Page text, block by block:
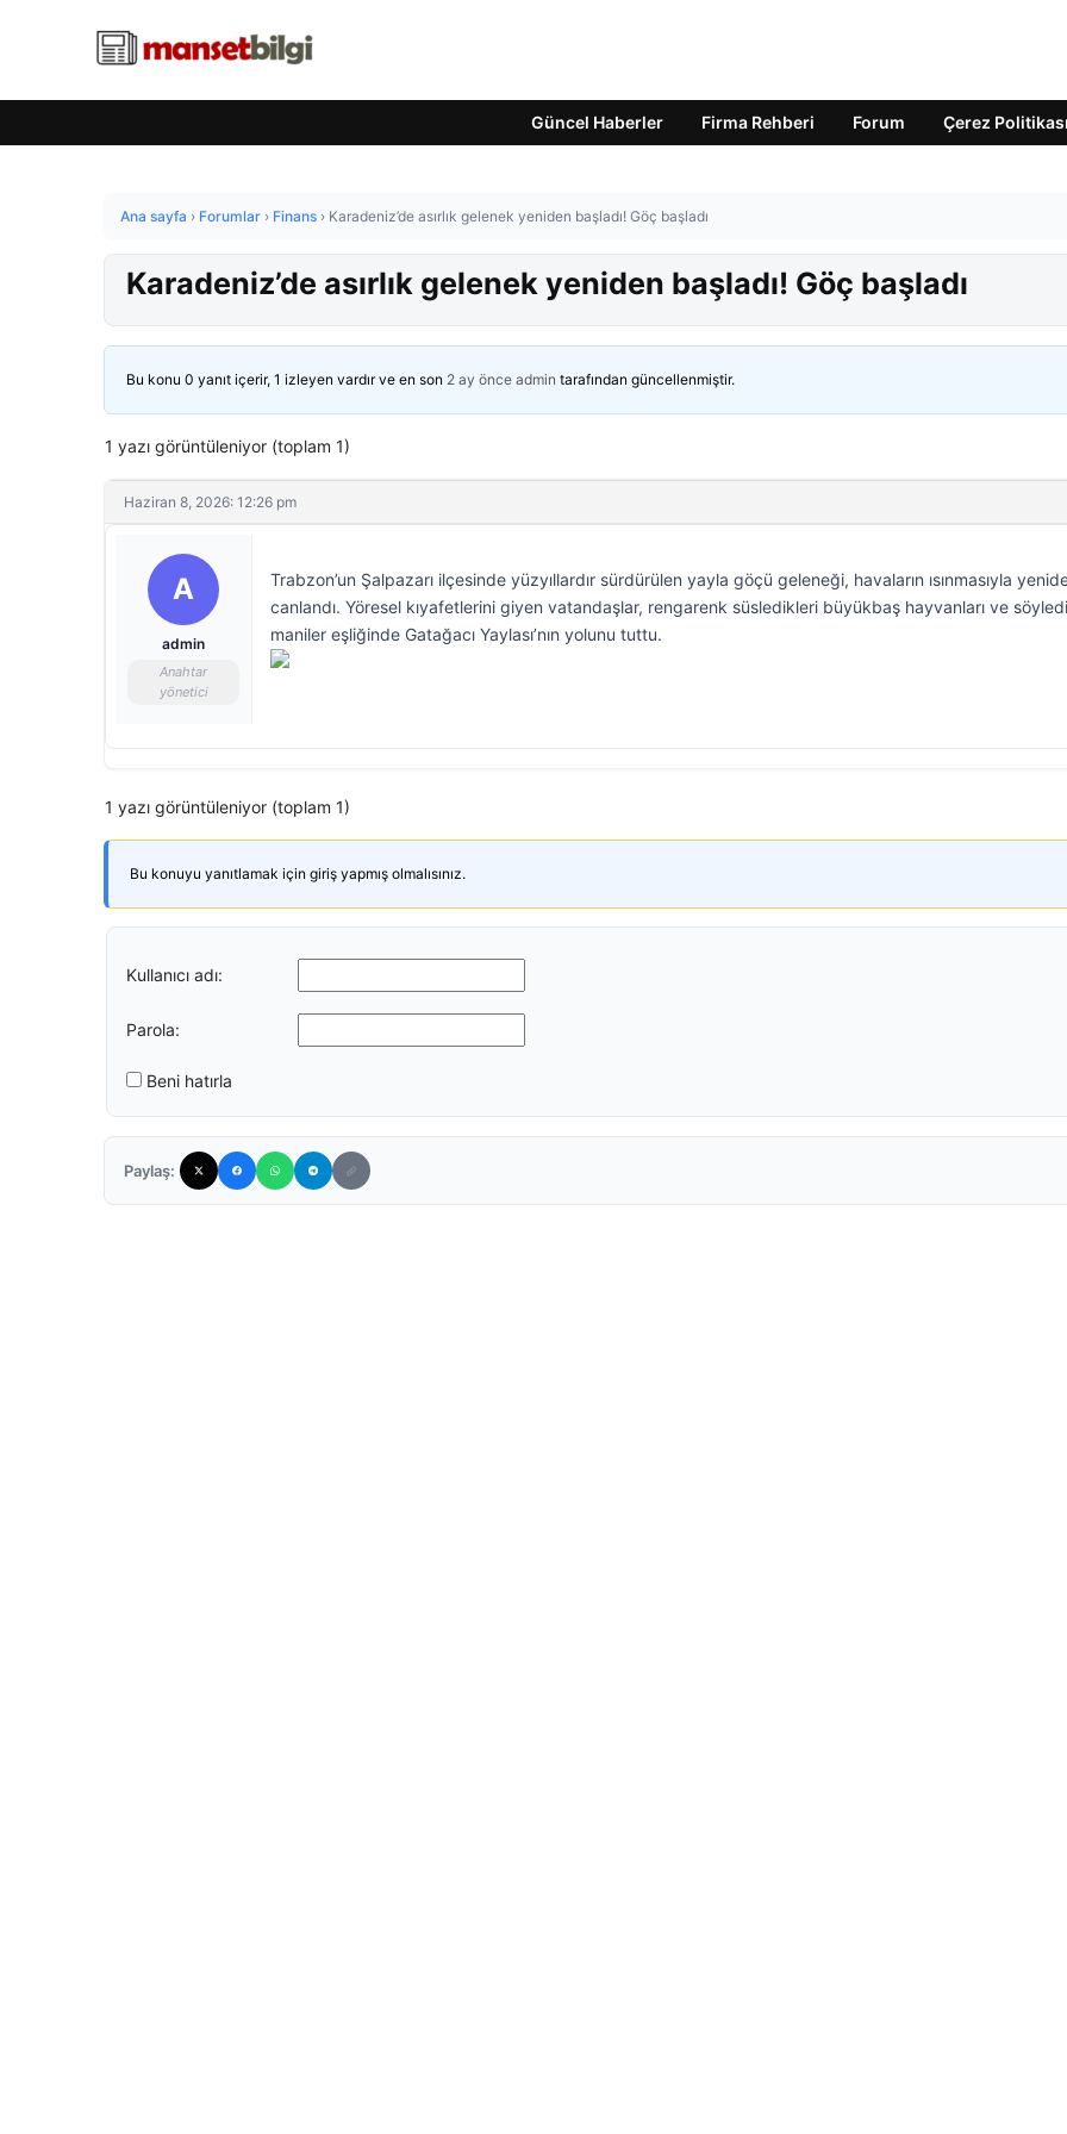
Güncel Haberler Firma Rehberi Forum Çerez Politikası
Ana sayfa › Forumlar › Finans › Karadeniz’de asırlık gelenek yeniden başladı! Göç başladı
Karadeniz’de asırlık gelenek yeniden başladı! Göç başladı
Bu konu 0 yanıt içerir, 1 izleyen vardır ve en son 2 ay önce admin tarafından güncellenmiştir.
1 yazı görüntüleniyor (toplam 1)
Haziran 8, 2026: 12:26 pm
A
admin
Anahtar
yönetici
Trabzon’un Şalpazarı ilçesinde yüzyıllardır sürdürülen yayla göçü geleneği, havaların ısınmasıyla
canlandı. Yöresel kıyafetlerini giyen vatandaşlar, rengarenk süsledikleri büyükbaş hayvanları ve
maniler eşliğinde Gatağacı Yaylası’nın yolunu tuttu.
1 yazı görüntüleniyor (toplam 1)
Bu konuyu yanıtlamak için giriş yapmış olmalısınız.
Kullanıcı adı:
Parola:
Beni hatırla
Paylaş: